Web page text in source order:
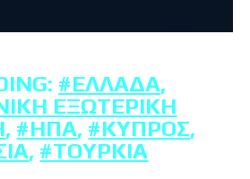
#ΕΛΛΆΔΑ,
ΕΞΩΤΕΡΙΚΉ
, #ΗΠΑ, #ΚΎΠΡΟΣ,
, #ΤΟΥΡΚΊΑ